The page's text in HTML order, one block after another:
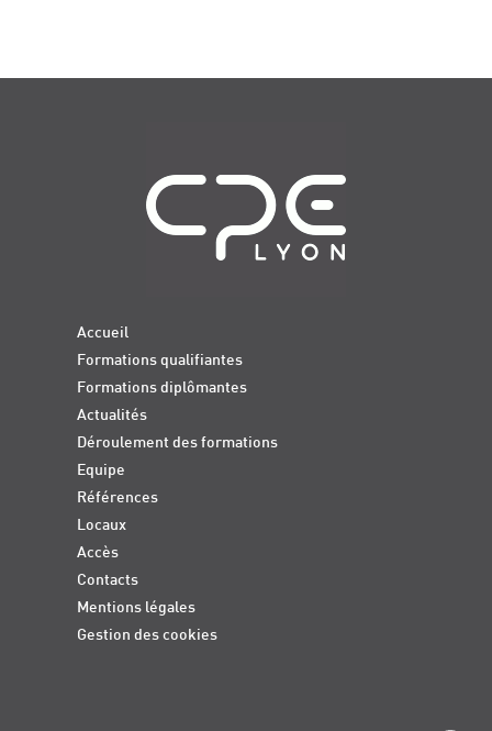
Accueil
Formations qualifiantes
Formations diplômantes
Actualités
Déroulement des formations
Equipe
Références
Locaux
Accès
Contacts
Mentions légales
Gestion des cookies